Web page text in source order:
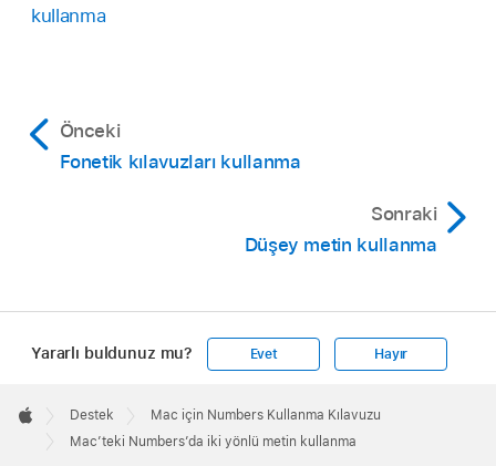
kullanma
Önceki
Fonetik kılavuzları kullanma
Sonraki
Düşey metin kullanma
Yararlı buldunuz mu? Evet Hayır
Footer

Apple
Destek
Mac için Numbers Kullanma Kılavuzu
Mac’teki Numbers’da iki yönlü metin kullanma